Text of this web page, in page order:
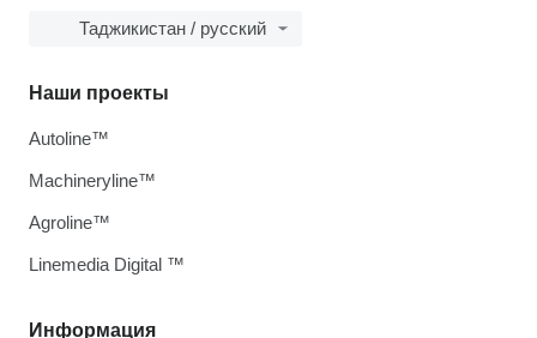
Таджикистан / русский
Информация
Наши проекты
Autoline™
Machineryline™
Agroline™
Linemedia Digital ™